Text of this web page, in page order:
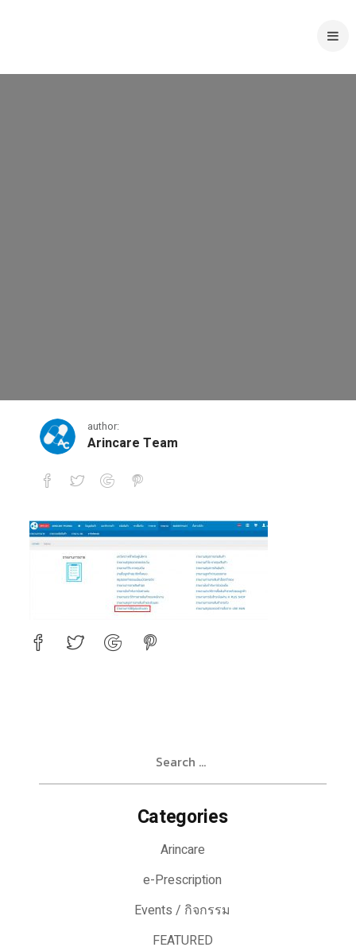
step5 author:
Arincare Team
step5
Categories
Arincare
e-Prescription
Events / กิจกรรม
FEATURED